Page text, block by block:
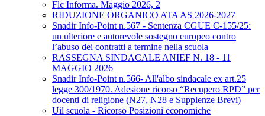
Flc Informa. Maggio 2026, 2
RIDUZIONE ORGANICO ATA AS 2026-2027
Snadir Info-Point n.567 - Sentenza CGUE C‑155/25:
un ulteriore e autorevole sostegno europeo contro
l’abuso dei contratti a termine nella scuola
RASSEGNA SINDACALE ANIEF N. 18 - 11
MAGGIO 2026
Snadir Info-Point n.566- All'albo sindacale ex art.25
legge 300/1970. Adesione ricorso “Recupero RPD” per
docenti di religione (N27, N28 e Supplenze Brevi)
Uil scuola - Ricorso Posizioni economiche